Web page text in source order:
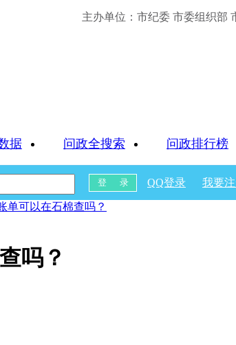
主办单位：市纪委 市委组织部
据 问政全搜索 问政排行榜
QQ登录 我要
单可以在石棉查吗？
吗？